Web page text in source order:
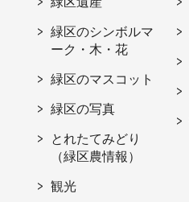
緑区のシンボルマ
ーク・木・花
緑区のマスコット
緑区の写真
とれたてみどり
（緑区農情報）
観光